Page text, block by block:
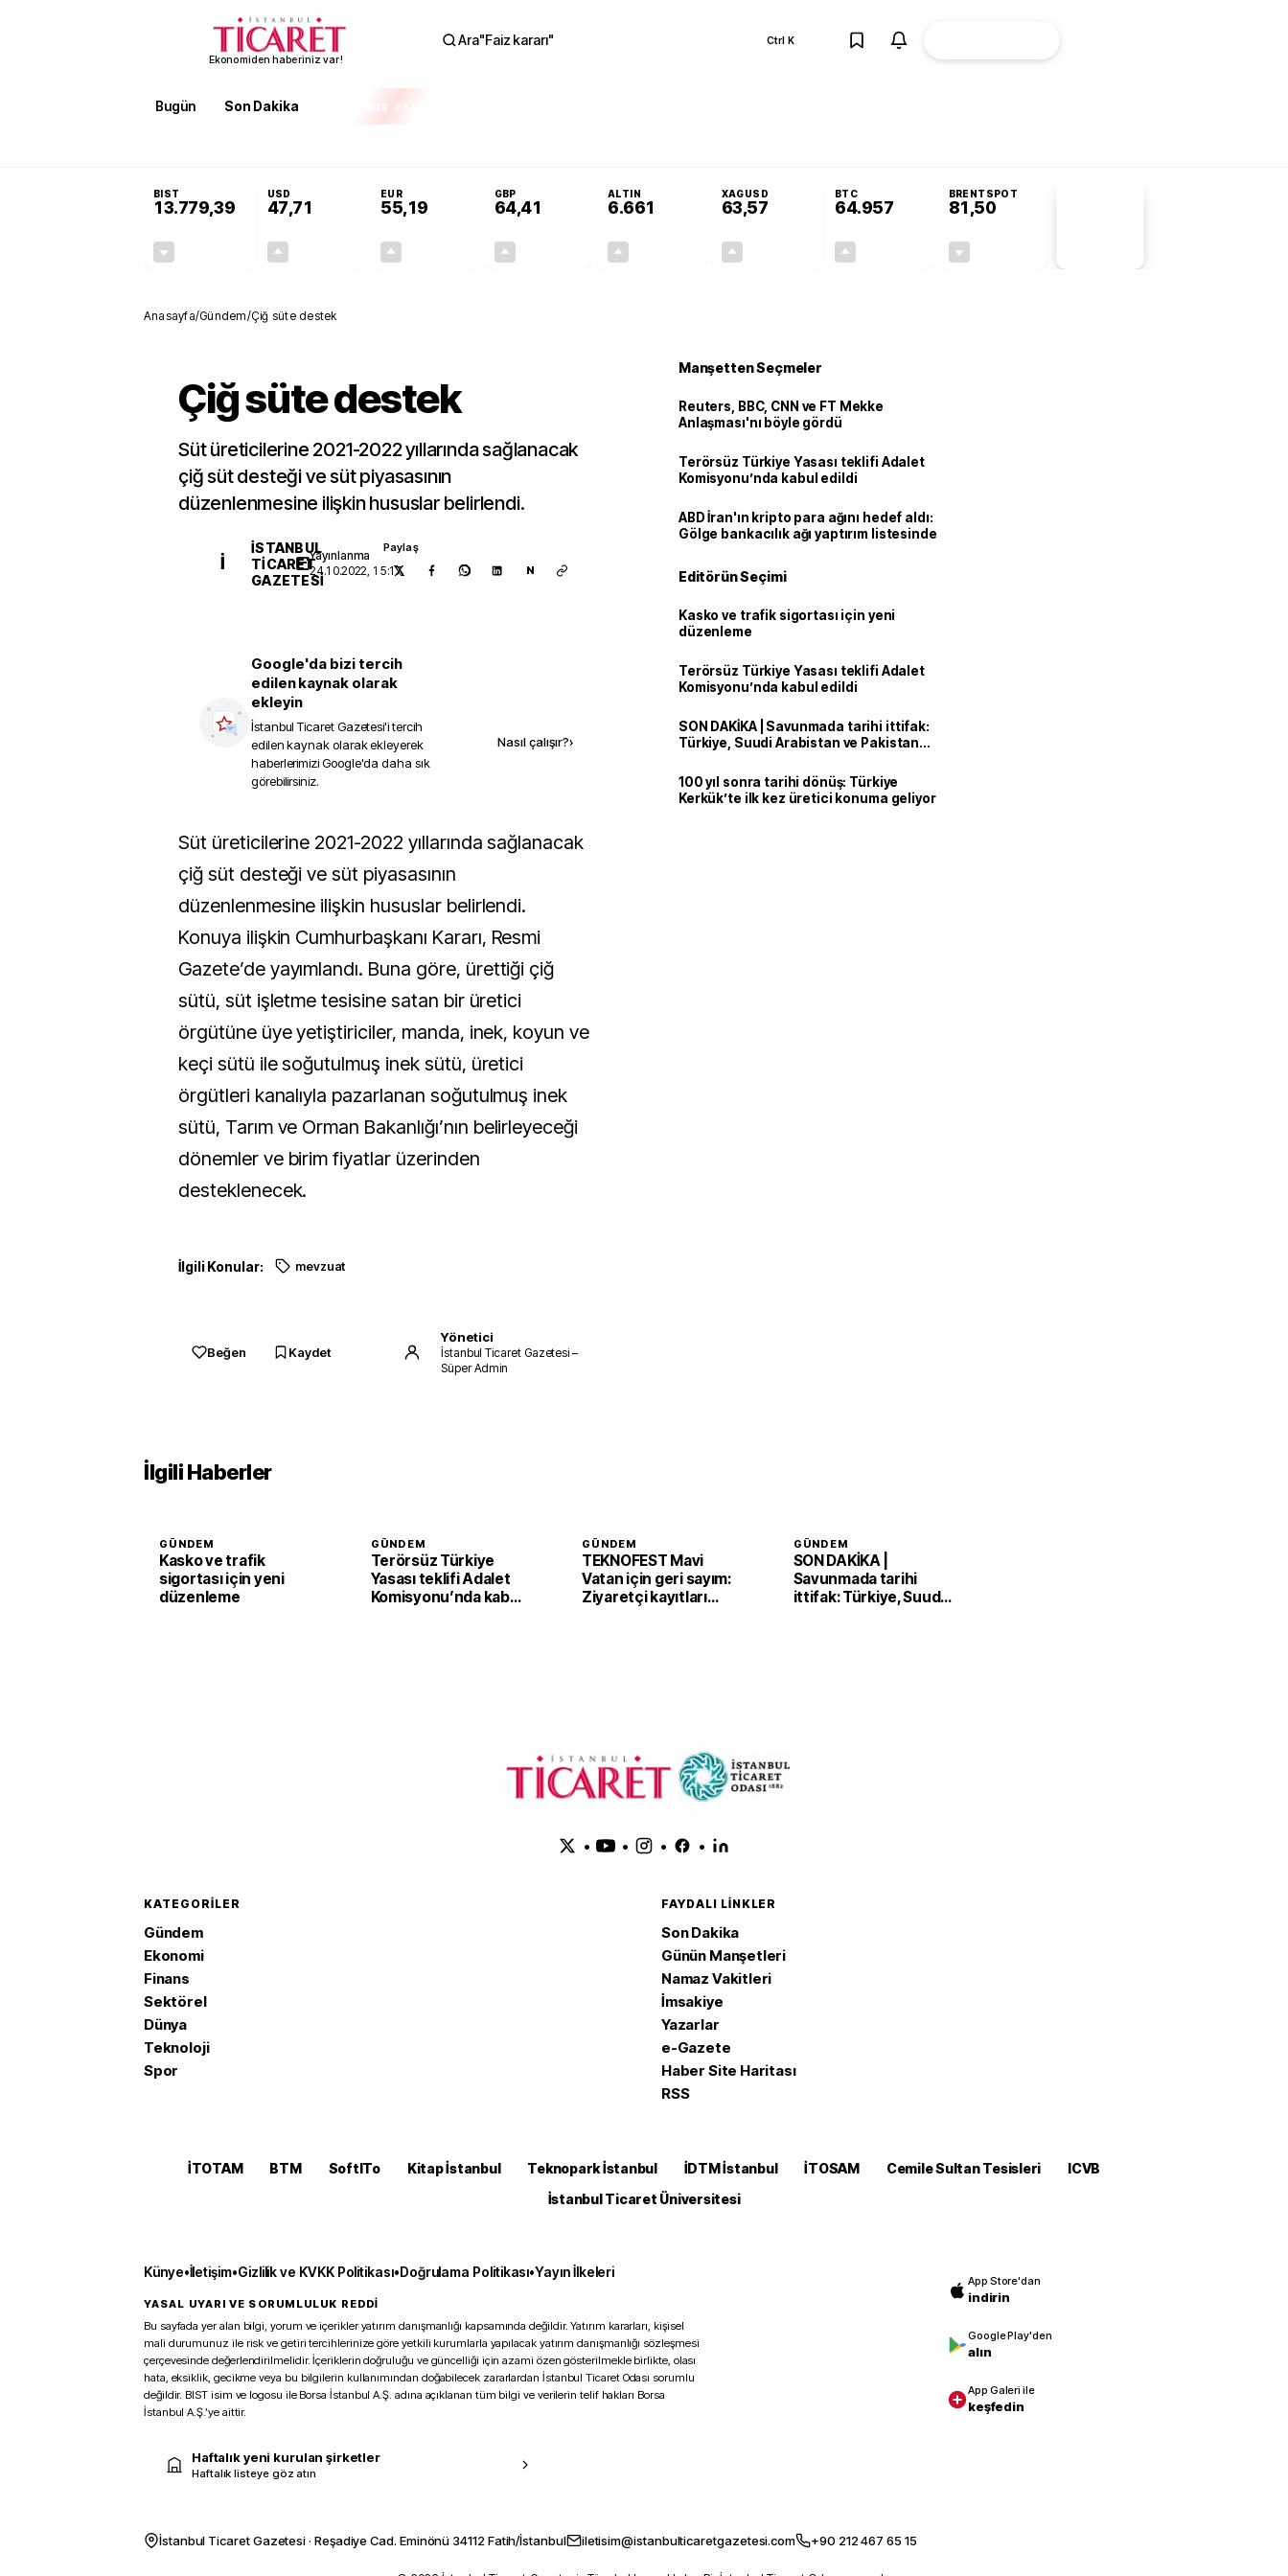
Ekonomiden haberiniz var!
Ara"Faiz kararı" Ctrl K
Bugün Son Dakika Finans EKSTRA
BIST
13.779,39
USD
47,71
EUR
55,19
GBP
64,41
ALTIN
6.661
XAGUSD
63,57
BTC
64.957
BRENTSPOT
81,50
Anasayfa/Gündem/Çiğ süte destek
Çiğ süte destek
Süt üreticilerine 2021-2022 yıllarında sağlanacak
çiğ süt desteği ve süt piyasasının
düzenlenmesine ilişkin hususlar belirlendi.
İ
İSTANBUL
TICARET
GAZETESI
Yayınlanma
24.10.2022, 15:17
Paylaş
N
Google'da bizi tercih
edilen kaynak olarak
ekleyin
İstanbul Ticaret Gazetesi'i tercih
edilen kaynak olarak ekleyerek
haberlerimizi Google'da daha sık
görebilirsiniz.
Nasıl çalışır?›
Süt üreticilerine 2021-2022 yıllarında sağlanacak
çiğ süt desteği ve süt piyasasının
düzenlenmesine ilişkin hususlar belirlendi.
Konuya ilişkin Cumhurbaşkanı Kararı, Resmi
Gazete’de yayımlandı. Buna göre, ürettiği çiğ
sütü, süt işletme tesisine satan bir üretici
örgütüne üye yetiştiriciler, manda, inek, koyun ve
keçi sütü ile soğutulmuş inek sütü, üretici
örgütleri kanalıyla pazarlanan soğutulmuş inek
sütü, Tarım ve Orman Bakanlığı’nın belirleyeceği
dönemler ve birim fiyatlar üzerinden
desteklenecek.
İlgili Konular: mevzuat
Beğen Kaydet
Yönetici
İstanbul Ticaret Gazetesi –
Süper Admin
Manşetten Seçmeler
Reuters, BBC, CNN ve FT Mekke
Anlaşması'nı böyle gördü
Terörsüz Türkiye Yasası teklifi Adalet
Komisyonu’nda kabul edildi
ABD İran'ın kripto para ağını hedef aldı:
Gölge bankacılık ağı yaptırım listesinde
Editörün Seçimi
Kasko ve trafik sigortası için yeni
düzenleme
Terörsüz Türkiye Yasası teklifi Adalet
Komisyonu’nda kabul edildi
SON DAKİKA | Savunmada tarihi ittifak:
Türkiye, Suudi Arabistan ve Pakistan
100 yıl sonra tarihi dönüş: Türkiye
Kerkük’te ilk kez üretici konuma geliyor
İlgili Haberler
GÜNDEM
Kasko ve trafik
sigortası için yeni
düzenleme
GÜNDEM
Terörsüz Türkiye
Yasası teklifi Adalet
Komisyonu’nda kabul
GÜNDEM
TEKNOFEST Mavi
Vatan için geri sayım:
Ziyaretçi kayıtları
GÜNDEM
SON DAKİKA |
Savunmada tarihi
ittifak: Türkiye, Suudi
• • • •
KATEGORILER
Gündem
Ekonomi
Finans
Sektörel
Dünya
Teknoloji
Spor
FAYDALI LINKLER
Son Dakika
Günün Manşetleri
Namaz Vakitleri
İmsakiye
Yazarlar
e-Gazete
Haber Site Haritası
RSS
İTOTAM BTM SoftITo Kitap İstanbul Teknopark İstanbul İDTM İstanbul İTOSAM Cemile Sultan Tesisleri
ICVB
İstanbul Ticaret Üniversitesi
Künye•İletişim•Gizlilik ve KVKK Politikası•Doğrulama Politikası•Yayın İlkeleri
YASAL UYARI VE SORUMLULUK REDDİ
Bu sayfada yer alan bilgi, yorum ve içerikler yatırım danışmanlığı kapsamında değildir. Yatırım kararları, kişisel
mali durumunuz ile risk ve getiri tercihlerinize göre yetkili kurumlarla yapılacak yatırım danışmanlığı sözleşmesi
çerçevesinde değerlendirilmelidir. İçeriklerin doğruluğu ve güncelliği için azami özen gösterilmekle birlikte, olası
hata, eksiklik, gecikme veya bu bilgilerin kullanımından doğabilecek zararlardan İstanbul Ticaret Odası sorumlu
değildir. BIST isim ve logosu ile Borsa İstanbul A.Ş. adına açıklanan tüm bilgi ve verilerin telif hakları Borsa
İstanbul A.Ş.’ye aittir.
Haftalık yeni kurulan şirketler
Haftalık listeye göz atın
App Store'dan
indirin
Google Play'den
alın
App Galeri ile
keşfedin
İstanbul Ticaret Gazetesi · Reşadiye Cad. Eminönü 34112 Fatih/İstanbul iletisim@istanbulticaretgazetesi.com +90 212 467 65 15